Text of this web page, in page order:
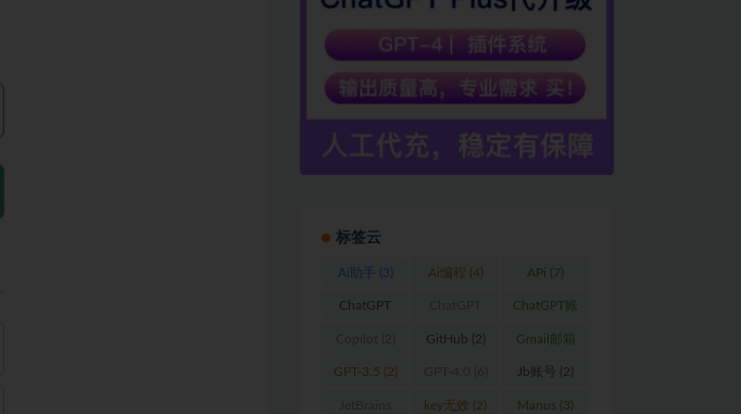
标签云
Ai助手 (3) Ai编程 (4) APi (7)
ChatGPT
Plus(17)
ChatGPT账
户(2)
GitHub (2) Gmail邮箱
(2)
GPT-3.5 (2) Jb账号 (2)
key无效 (2) Manus (3)